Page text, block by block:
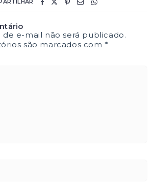
de e-mail não será publicado.
são marcados com*